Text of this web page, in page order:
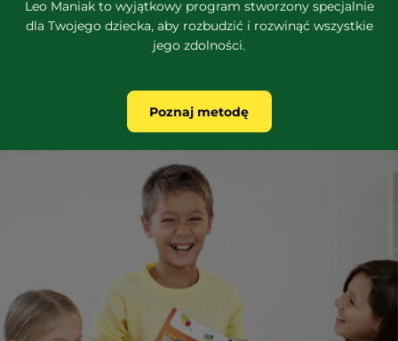
Leo Maniak to wyjątkowy program stworzony specjalnie
dla Twojego dziecka, aby rozbudzić i rozwinąć wszystkie
jego zdolności.
Poznaj metodę